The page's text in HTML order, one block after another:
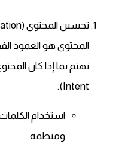
تحسين المحتوى (Content Optimization)
المحتوى هو العمود
Intent).
استخدام
ومنظمة.